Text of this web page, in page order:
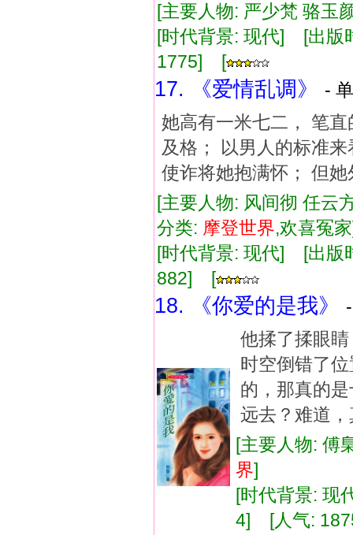
[主要人物: 严少梵 骆
[时代背景: 现代] [出
1775] [
17. 《爱情乱调》
-
她高有一米七二， 笔
及格； 以男人的标准
使诈将她抱满怀； 但
[主要人物: 风间彻 任
分类: 摩登世界,欢喜冤
[时代背景: 现代] [出
882] [
18. 《你爱的是我》
他揉了揉眼
时空倒错了
的，那真的
远去？难道
[主要人物:
界]
[时代背景:
4] [人气: